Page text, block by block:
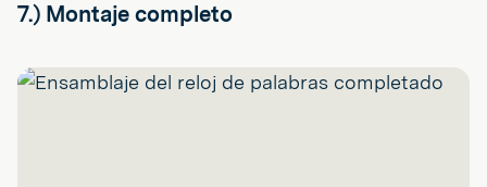
7.) Montaje completo